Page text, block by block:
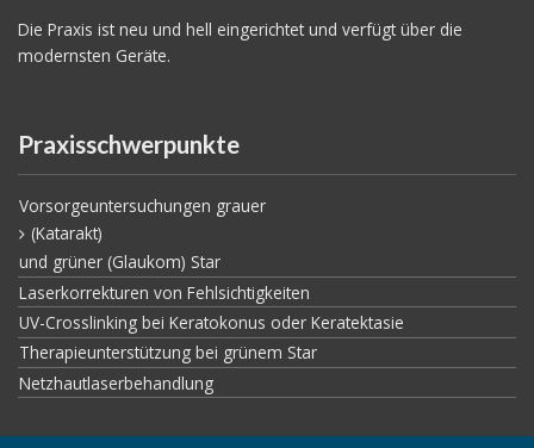
Die Praxis ist neu und hell eingerichtet und verfügt über die
modernsten Geräte.
Praxisschwerpunkte
Vorsorgeuntersuchungen grauer
(Katarakt)
und grüner (Glaukom) Star
Laserkorrekturen von Fehlsichtigkeiten
UV-Crosslinking bei Keratokonus oder Keratektasie
Therapieunterstützung bei grünem Star
Netzhautlaserbehandlung